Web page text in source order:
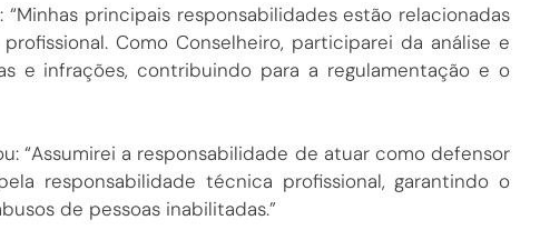
“Minhas principais responsabilidades estão relacionadas
Como Conselheiro, participarei da análise e
e infrações, contribuindo para a regulamentação e o
“Assumirei a responsabilidade de atuar como defensor
responsabilidade técnica profissional, garantindo o
de pessoas inabilitadas.”